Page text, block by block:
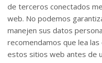
de terceros conectados
web. No podemos
manejen sus datos
recomendamos que lea
estos sitios web antes de